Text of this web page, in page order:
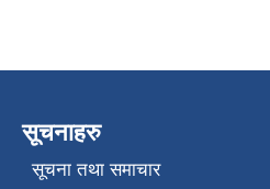
सूचनाहरु
सूचना तथा समाचार